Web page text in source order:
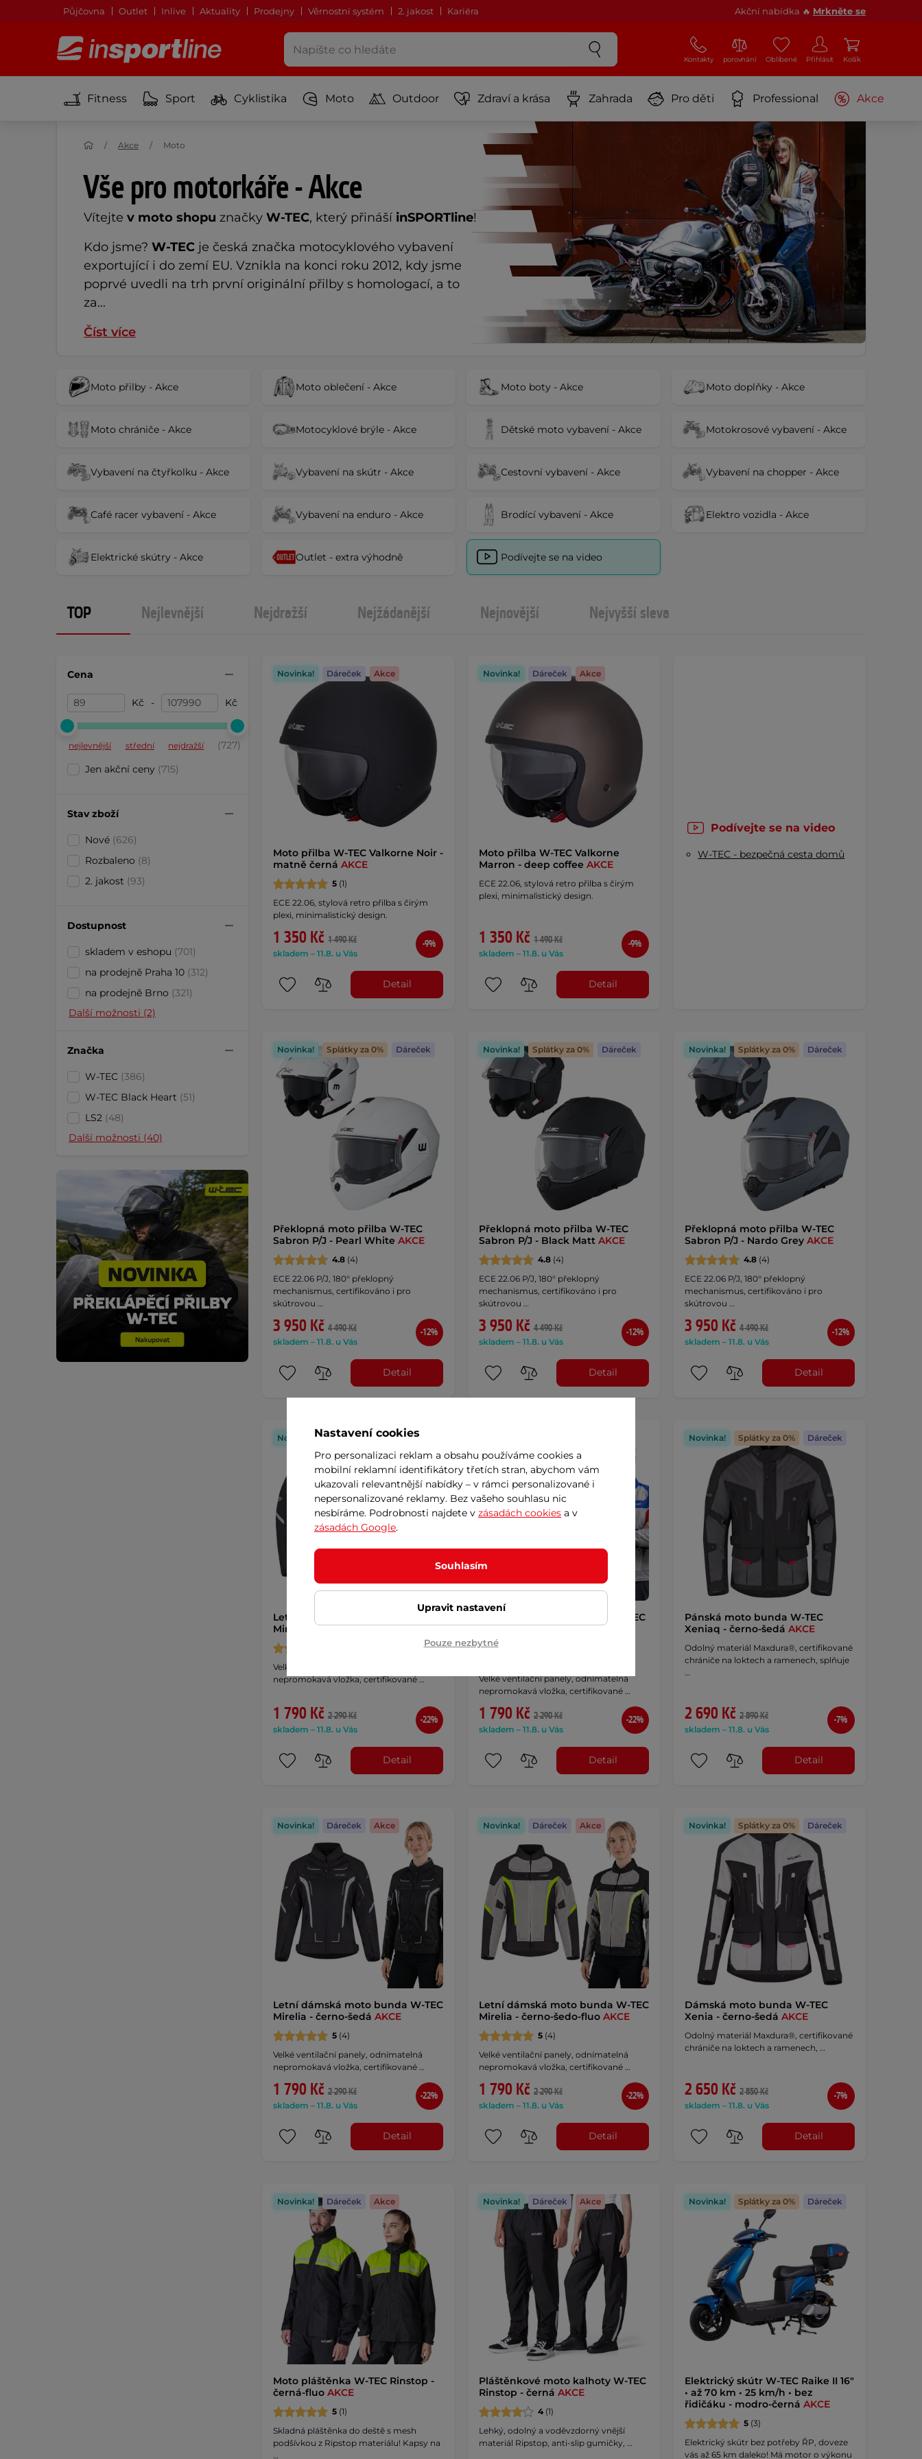
Půjčovna Outlet Inlive Aktuality Prodejny Věrnostní systém 2. jakost Kariéra Akční nabídka 🔥 Mrkněte se
Kontakty porovnání Oblíbené Přihlásit Košík
Fitness Sport Cyklistika Moto Outdoor Zdraví a krása Zahrada Pro děti Professional Akce
Vše pro motorkáře - Akce
Vítejte v moto shopu značky W-TEC, který přináší inSPORTline!
Kdo jsme? W-TEC je česká značka motocyklového vybavení
exportující i do zemí EU. Vznikla na konci roku 2012, kdy jsme
poprvé uvedli na trh první originální přilby s homologací, a to
za...
Číst více
Akce Moto
Moto přilby - Akce Moto oblečení - Akce Moto boty - Akce Moto doplňky - Akce
Moto chrániče - Akce Motocyklové brýle - Akce Dětské moto vybavení - Akce Motokrosové vybavení - Akce
Vybavení na čtyřkolku - Akce Vybavení na skútr - Akce Cestovní vybavení - Akce Vybavení na chopper - Akce
Café racer vybavení - Akce Vybavení na enduro - Akce Brodící vybavení - Akce Elektro vozidla - Akce
Elektrické skútry - Akce Outlet - extra výhodně Podívejte se na video
TOP Nejlevnější Nejdražší Nejžádanější Nejnovější Nejvyšší sleva
Cena
Kč - Kč
nejlevnější střední nejdražší
(727)
Jen akční ceny (715)
Stav zboží
Nové (626)
Rozbaleno (8)
2. jakost (93)
Dostupnost
skladem v eshopu (701)
na prodejně Praha 10 (312)
na prodejně Brno (321)
Další možnosti (2)
Značka
W-TEC (386)
W-TEC Black Heart (51)
LS2 (48)
Další možnosti (40)
Novinka! Dáreček Akce
Moto přilba W-TEC Valkorne Noir -
matně černá AKCE
5 (1)
ECE 22.06, stylová retro přilba s čirým
plexi, minimalistický design.
1 350 Kč 1 490 Kč
skladem – 11.8. u Vás
-9%
Detail
Novinka! Dáreček Akce
Moto přilba W-TEC Valkorne
Marron - deep coffee AKCE
ECE 22.06, stylová retro přilba s čirým
plexi, minimalistický design.
1 350 Kč 1 490 Kč
skladem – 11.8. u Vás
-9%
Detail
Podívejte se na video
W-TEC - bezpečná cesta domů
Novinka! Splátky za 0% Dáreček
Překlopná moto přilba W-TEC
Sabron P/J - Pearl White AKCE
4.8 (4)
ECE 22.06 P/J, 180° překlopný
mechanismus, certifikováno i pro
skútrovou …
3 950 Kč 4 490 Kč
skladem – 11.8. u Vás
-12%
Detail
Novinka! Splátky za 0% Dáreček
Překlopná moto přilba W-TEC
Sabron P/J - Black Matt AKCE
4.8(4)
ECE 22.06 P/J, 180° překlopný
mechanismus, certifikováno i pro
skútrovou …
3 950 Kč 4 490 Kč
skladem – 11.8. u Vás
-12%
Detail
Novinka! Splátky za 0% Dáreček
Překlopná moto přilba W-TEC
Sabron P/J - Nardo Grey AKCE
4.8(4)
ECE 22.06 P/J, 180° překlopný
mechanismus, certifikováno i pro
skútrovou …
3 950 Kč 4 490 Kč
skladem – 11.8. u Vás
-12%
Detail
Novinka! Dáreček Akce
Letní pánská moto bunda W-TEC
Mirelio - černo-šedáAKCE
Velké ventilační panely, odnímatelná
nepromokavá vložka, certifikované …
1 790 Kč 2 290 Kč
skladem – 11.8. u Vás
-22%
Detail
Letní pánská moto bunda W-TEC
Mirelio - šedo-modro-červená
AKCE
Velké ventilační panely, odnímatelná
nepromokavá vložka, certifikované …
1 790 Kč 2 290 Kč
skladem – 11.8. u Vás
-22%
Detail
Novinka! Splátky za 0% Dáreček
Pánská moto bunda W-TEC
Xeniaq - černo-šedá AKCE
Odolný materiál Maxdura®, certifikované
chrániče na loktech a ramenech, splňuje
2 690 Kč 2 890 Kč
skladem – 11.8. u Vás
-7%
Detail
Novinka! Dáreček Akce
Letní dámská moto bunda W-TEC
Mirelia - černo-šedá AKCE
5 (4)
Velké ventilační panely, odnímatelná
nepromokavá vložka, certifikované …
1 790 Kč 2 290 Kč
skladem – 11.8. u Vás
-22%
Detail
Novinka! Dáreček Akce
Letní dámská moto bunda W-TEC
Mirelia - černo-šedo-fluo AKCE
5(4)
Velké ventilační panely, odnímatelná
nepromokavá vložka, certifikované …
1 790 Kč 2 290 Kč
skladem – 11.8. u Vás
-22%
Detail
Novinka! Splátky za 0% Dáreček
Dámská moto bunda W-TEC
Xenia - černo-šedá AKCE
Odolný materiál Maxdura®, certifikované
chrániče na loktech a ramenech, …
2 650 Kč 2 850 Kč
skladem – 11.8. u Vás
-7%
Detail
Novinka! Dáreček Akce
Moto pláštěnka W-TEC Rinstop -
černá-fluo AKCE
5 (1)
Skladná pláštěnka do deště s mesh
podšívkou z Ripstop materiálu! Kapsy na
Novinka! Dáreček Akce
Pláštěnkové moto kalhoty W-TEC
Rinstop - černá AKCE
4(1)
Lehký, odolný a voděvzdorný vnější
materiál Ripstop, anti-slip gumičky, …
Novinka! Splátky za 0% Dáreček
Elektrický skútr W-TEC Raike II 16"
• až 70 km • 25 km/h • bez
řidičáku - modro-černá AKCE
5(3)
Elektrický skútr bez potřeby ŘP, doveze
vás až 65 km daleko! Má motor o výkonu
Nastavení cookies
Pro personalizaci reklam a obsahu používáme cookies a
mobilní reklamní identifikátory třetích stran, abychom vám
ukazovali relevantnější nabídky – v rámci personalizované i
nepersonalizované reklamy. Bez vašeho souhlasu nic
nesbíráme. Podrobnosti najdete v zásadách cookies a v
zásadách Google.
Souhlasím
Upravit nastavení
Pouze nezbytné